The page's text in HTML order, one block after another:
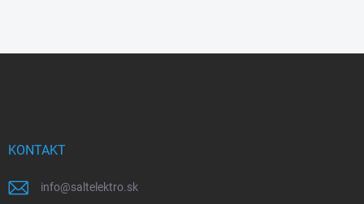
KONTAKT
info@saltelektro.sk